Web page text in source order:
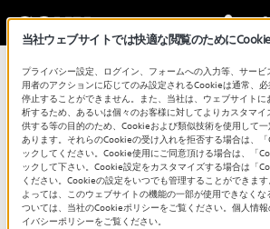
水濡れによる故障からWF-
に
当社ウェブサイトでは快適な閲覧のために
プライバシー設定、ログイン、フォームへの入力等、サー
用者のアクションに応じてのみ設定されるCookieは通常、
停止することができません。また、当社は、ウェブサイト
析するため、あるいは個々のお客様に対してよりカスタマ
供する等の目的のため、Cookieおよび類似技術を使用して
あります。それらのCookieの受け入れを拒否する場合は、
ックしてください。Cookie使用にご同意頂ける場合は、「
ックして下さい。Cookie設定をカスタマイズする場合は「
ください。Cookieの設定をいつでも管理することができま
よっては、このウェブサイトの機能の一部が使用できなく
ついては、当社のCookieポリシーをご覧ください。個人情
イバシーポリシーをご覧ください。